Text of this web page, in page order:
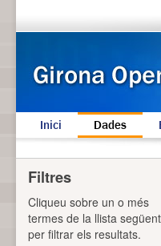
Inici Dades
Filtres
Cliqueu sobre un o més
termes de la llista següent
per filtrar els resultats.